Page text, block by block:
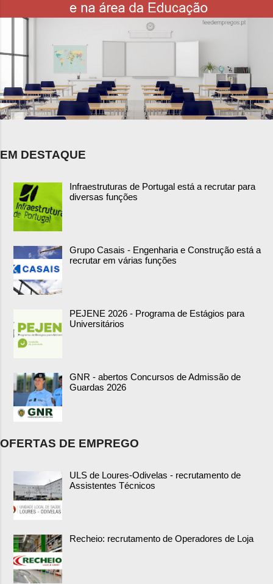
EM DESTAQUE
Infraestruturas de Portugal está a recrutar para
diversas funções
Grupo Casais - Engenharia e Construção está a
recrutar em várias funções
PEJENE 2026 - Programa de Estágios para
Universitários
GNR - abertos Concursos de Admissão de
Guardas 2026
OFERTAS DE EMPREGO
ULS de Loures-Odivelas - recrutamento de
Assistentes Técnicos
Recheio: recrutamento de Operadores de Loja